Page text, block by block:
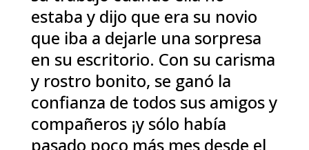
estaba y dijo que era su novio
que iba a dejarle una sorpresa
en su escritorio. Con su carisma
y rostro bonito, se ganó la
confianza de todos sus amigos y
compañeros ¡y sólo había
pasado poco más mes desde el